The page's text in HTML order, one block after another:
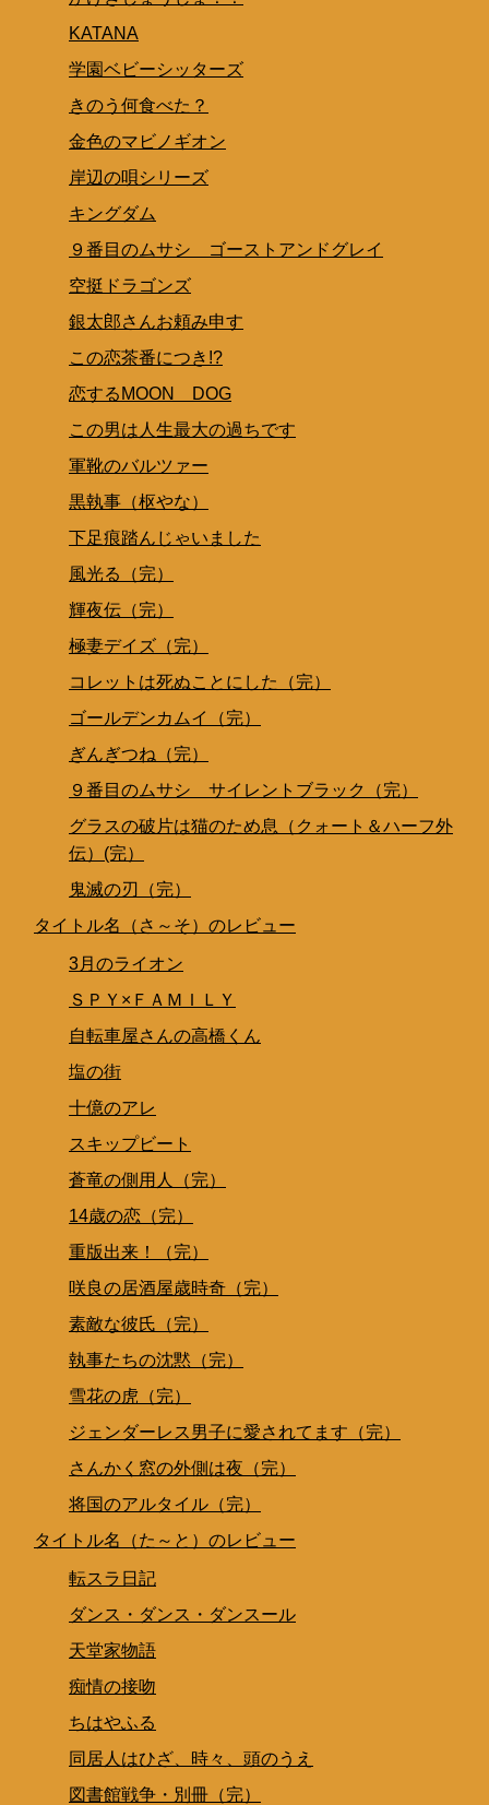
KATANA
学園ベビーシッターズ
きのう何食べた？
金色のマビノギオン
岸辺の唄シリーズ
キングダム
９番目のムサシ ゴーストアンドグレイ
空挺ドラゴンズ
銀太郎さんお頼み申す
この恋茶番につき!?
恋するMOON DOG
この男は人生最大の過ちです
軍靴のバルツァー
黒執事（枢やな）
下足痕踏んじゃいました
風光る（完）
輝夜伝（完）
極妻デイズ（完）
コレットは死ぬことにした（完）
ゴールデンカムイ（完）
ぎんぎつね（完）
９番目のムサシ サイレントブラック（完）
グラスの破片は猫のため息（クォート＆ハーフ外
伝）(完）
鬼滅の刃（完）
タイトル名（さ～そ）のレビュー
3月のライオン
ＳＰＹ×ＦＡＭＩＬＹ
自転車屋さんの高橋くん
塩の街
十億のアレ
スキップビート
蒼竜の側用人（完）
14歳の恋（完）
重版出来！（完）
咲良の居酒屋歳時奇（完）
素敵な彼氏（完）
執事たちの沈黙（完）
雪花の虎（完）
ジェンダーレス男子に愛されてます（完）
さんかく窓の外側は夜（完）
将国のアルタイル（完）
タイトル名（た～と）のレビュー
転スラ日記
ダンス・ダンス・ダンスール
天堂家物語
痴情の接吻
ちはやふる
同居人はひざ、時々、頭のうえ
図書館戦争・別冊（完）